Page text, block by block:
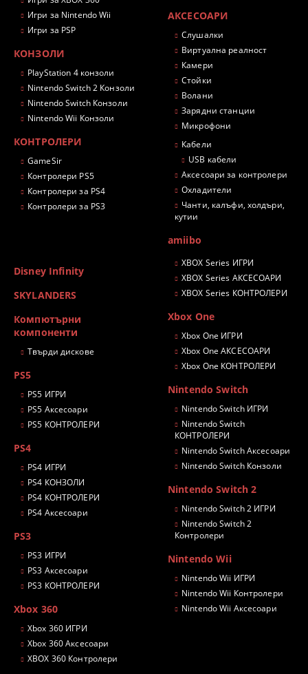
Игри за Nintendo Wii
Игри за PSP
КОНЗОЛИ
PlayStation 4 конзоли
Nintendo Switch 2 Конзоли
Nintendo Switch Конзоли
Nintendo Wii Конзоли
КОНТРОЛЕРИ
GameSir
Контролери PS5
Контролери за PS4
Контролери за PS3
АКСЕСОАРИ
Слушалки
Виртуална реалност
Камери
Стойки
Волани
Зарядни станции
Микрофони
Кабели
USB кабели
Аксесоари за контролери
Охладители
Чанти, калъфи, холдъри,
кутии
amiibo
Disney Infinity
SKYLANDERS
Компютърни
компоненти
Твърди дискове
PS5
PS5 ИГРИ
PS5 Аксесоари
PS5 КОНТРОЛЕРИ
PS4
PS4 ИГРИ
PS4 КОНЗОЛИ
PS4 КОНТРОЛЕРИ
PS4 Аксесоари
PS3
PS3 ИГРИ
PS3 Аксесоари
PS3 КОНТРОЛЕРИ
Xbox 360
Xbox 360 ИГРИ
Xbox 360 Аксесоари
XBOX 360 Контролери
XBOX Series ИГРИ
XBOX Series АКСЕСОАРИ
XBOX Series КОНТРОЛЕРИ
Xbox One
Xbox One ИГРИ
Xbox One АКСЕСОАРИ
Xbox One КОНТРОЛЕРИ
Nintendo Switch
Nintendo Switch ИГРИ
Nintendo Switch
КОНТРОЛЕРИ
Nintendo Switch Аксесоари
Nintendo Switch Конзоли
Nintendo Switch 2
Nintendo Switch 2 ИГРИ
Nintendo Switch 2
Контролери
Nintendo Wii
Nintendo Wii ИГРИ
Nintendo Wii Контролери
Nintendo Wii Аксесоари